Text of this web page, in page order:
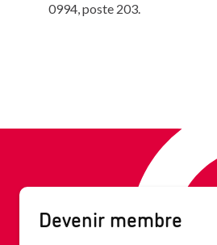
0994, poste 203.
Devenir membre